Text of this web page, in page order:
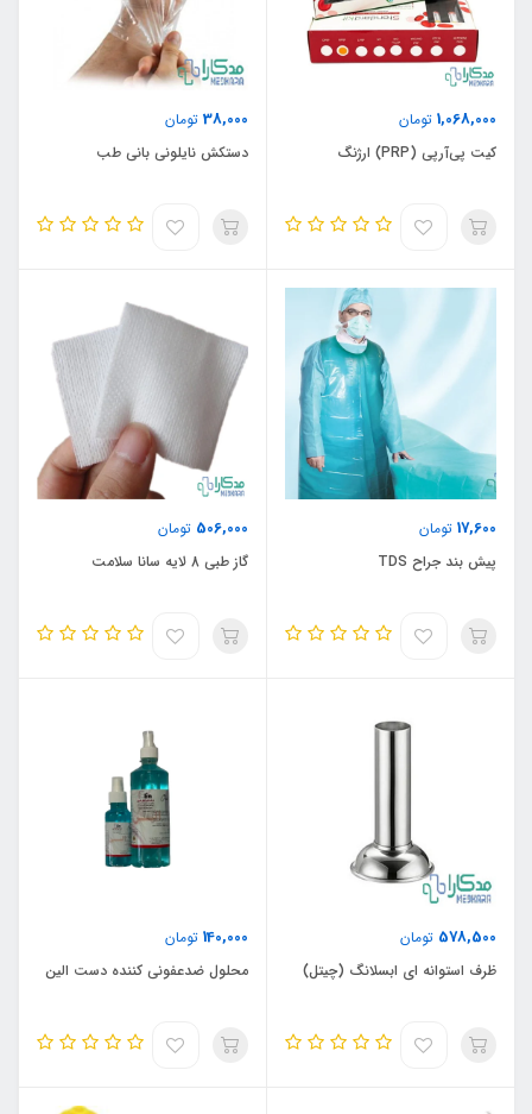
1,068,000 تومان
کیت پی‌آرپی (PRP) ارژنگ
38,000 تومان
دستکش نایلونی بانی طب
17,600 تومان
پیش بند جراح TDS
506,000 تومان
گاز طبی 8 لایه سانا سلامت
578,500 تومان
ظرف استوانه ای ابسلانگ (چیتل)
140,000 تومان
محلول ضدعفونی کننده دست الین